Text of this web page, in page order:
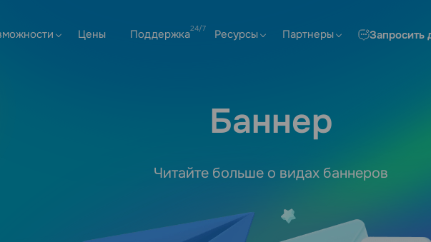
Цены Поддержка Ресурсы Партнеры Запросить
Баннер
Читайте больше о видах баннеров